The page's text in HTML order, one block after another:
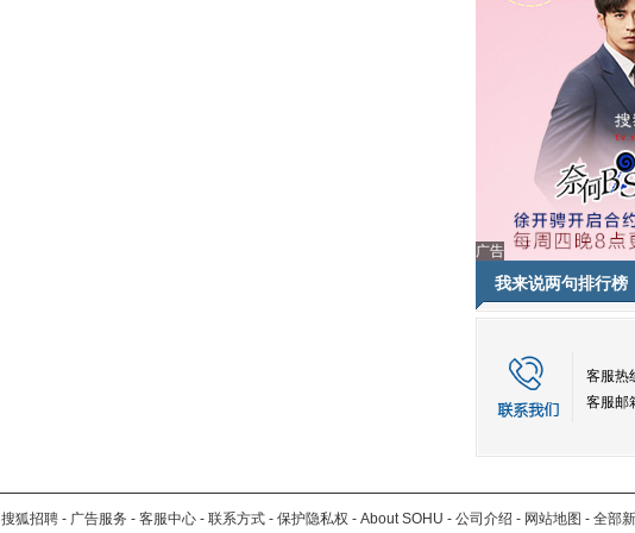
广告
我来说两句排行榜
客服热
客服邮
搜狐招聘 - 广告服务 - 客服中心 - 联系方式 - 保护隐私权 - About SOHU - 公司介绍 - 网站地图 - 全部